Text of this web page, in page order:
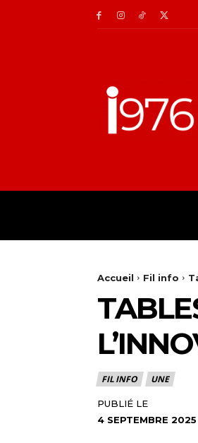
Accueil Fil info
FIL INFO UNE
PUBLIÉ LE
4 SEPTEMBRE 2025